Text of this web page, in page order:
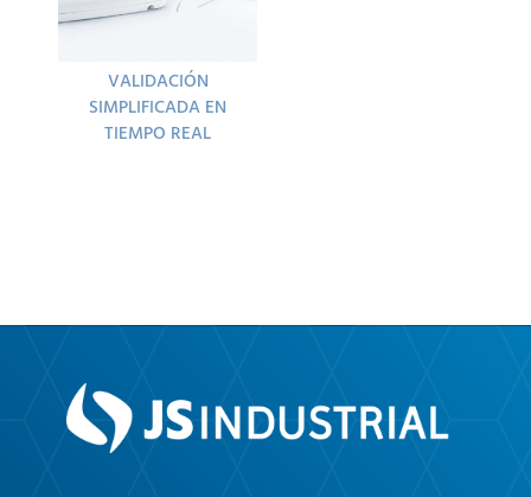
VALIDACIÓN
SIMPLIFICADA EN
TIEMPO REAL